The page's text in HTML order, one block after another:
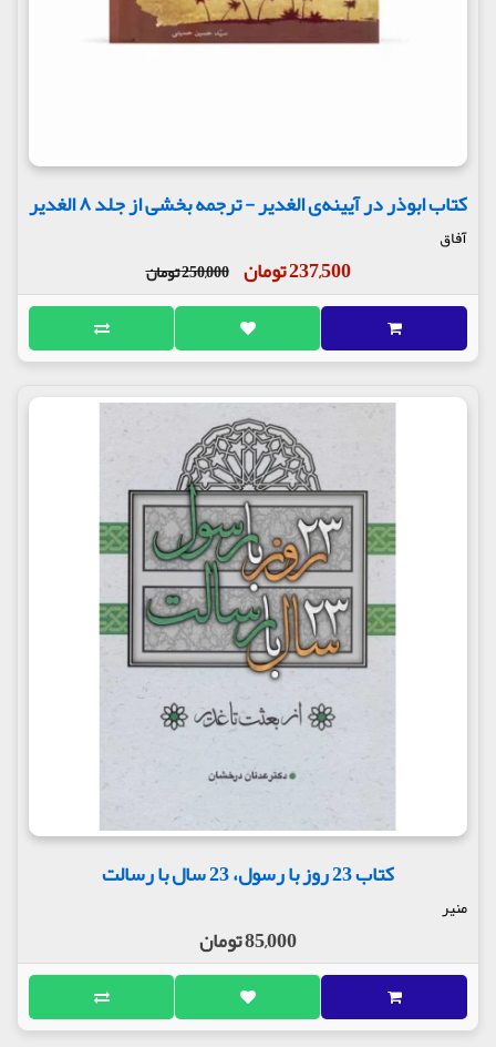
کتاب ابوذر در آیینه‌ی الغدير - ترجمه بخشی از جلد ۸ الغدیر
آفاق
237,500 تومان 250,000 تومان
کتاب 23 روز با رسول، 23 سال با رسالت
منیر
85,000 تومان